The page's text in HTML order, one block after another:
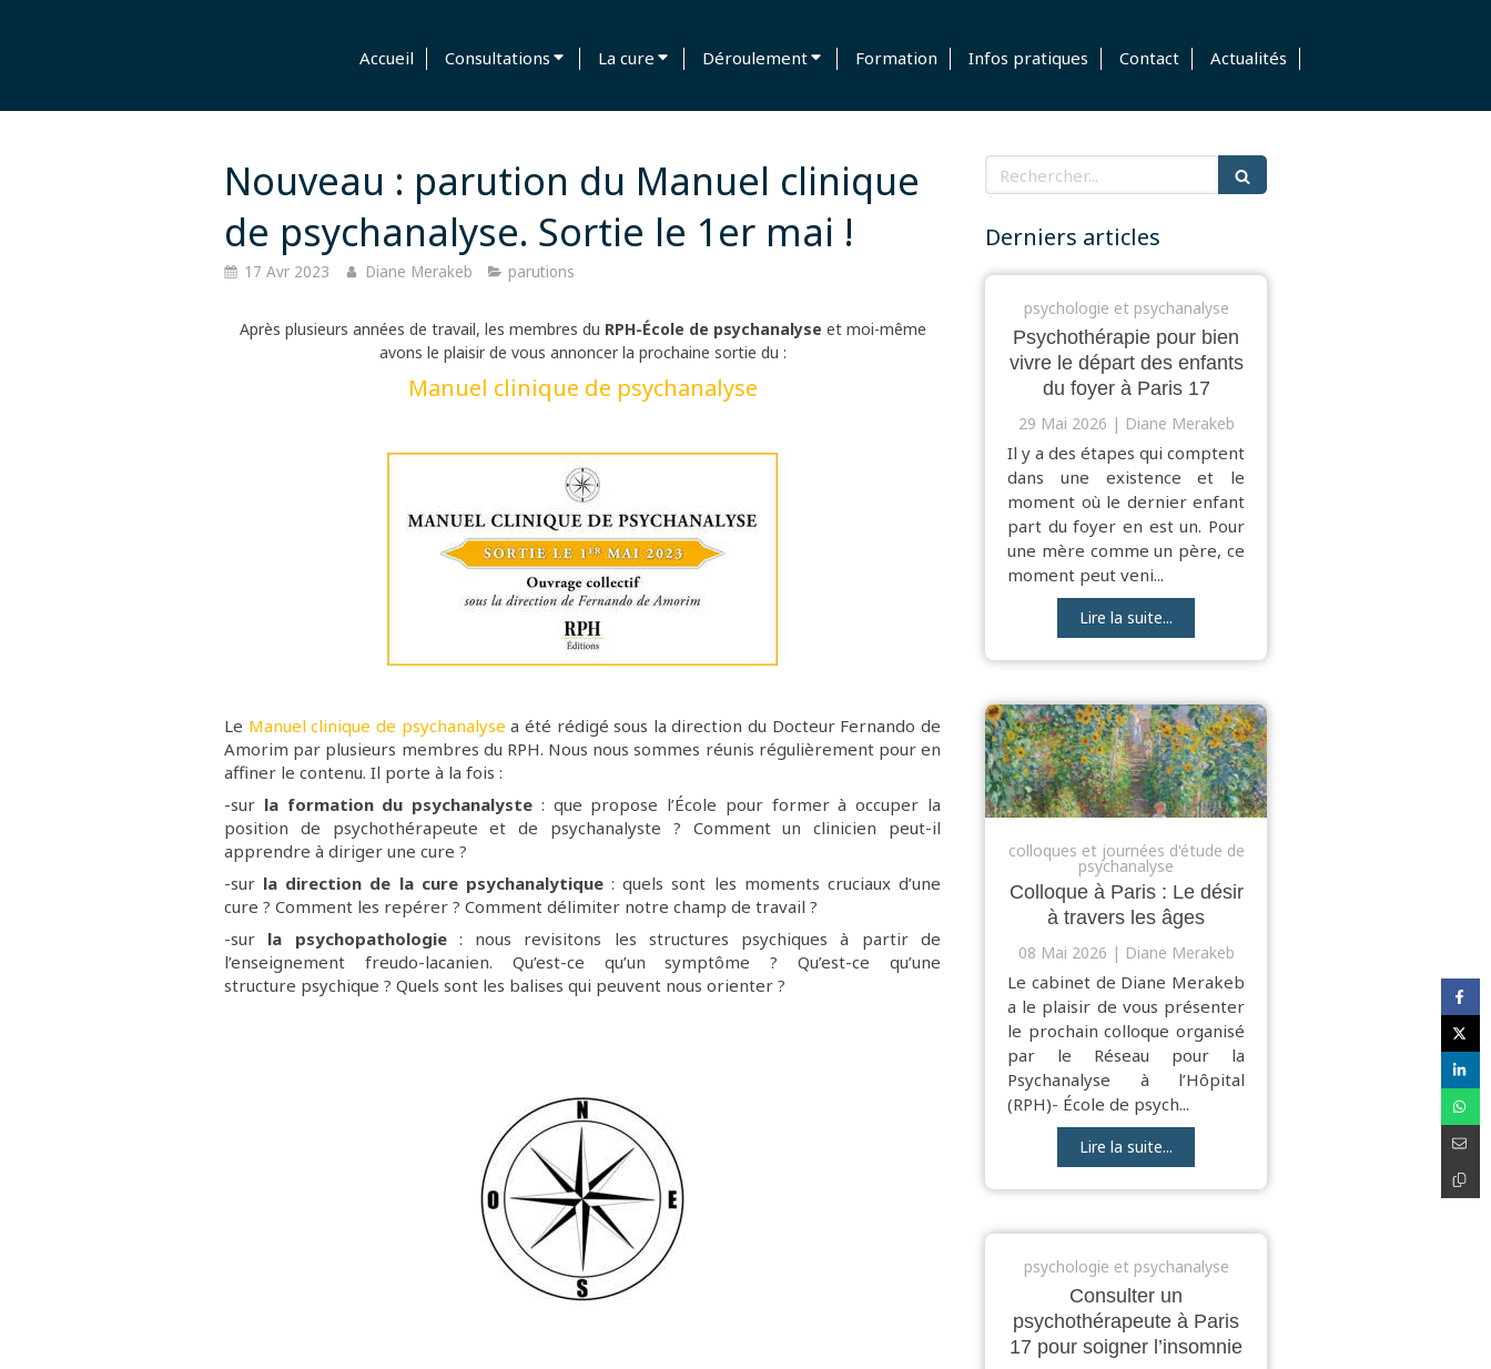
Accueil Consultations La cure Déroulement Formation Infos pratiques Contact Actualités
Nouveau : parution du Manuel clinique
de psychanalyse. Sortie le 1er mai !
17 Avr 2023 Diane Merakeb parutions
Après plusieurs années de travail, les membres du RPH-École de psychanalyse et moi-même
avons le plaisir de vous annoncer la prochaine sortie du :
Manuel clinique de psychanalyse
Le Manuel clinique de psychanalyse a été rédigé sous la direction du Docteur Fernando de
Amorim par plusieurs membres du RPH. Nous nous sommes réunis régulièrement pour en
affiner le contenu. Il porte à la fois :
-sur la formation du psychanalyste : que propose l’École pour former à occuper la
position de psychothérapeute et de psychanalyste ? Comment un clinicien peut-il
apprendre à diriger une cure ?
-sur la direction de la cure psychanalytique: quels sont les moments cruciaux d’une
cure ? Comment les repérer ? Comment délimiter notre champ de travail ?
-sur la psychopathologie :
nous revisitons les structures psychiques à partir de
l’enseignement freudo-lacanien. Qu’est-ce qu’un symptôme ? Qu’est-ce qu’une
structure psychique ? Quels sont les balises qui peuvent nous orienter ?
Rechercher
Derniers articles
psychologie et psychanalyse
Psychothérapie pour bien
vivre le départ des enfants
du foyer à Paris 17
29 Mai 2026 Diane Merakeb
Il y a des étapes qui comptent
dans une existence et le
moment où le dernier enfant
part du foyer en est un. Pour
une mère comme un père, ce
moment peut veni...
Lire la suite...
colloques et journées d'étude de
psychanalyse
Colloque à Paris : Le désir
à travers les âges
08 Mai 2026 Diane Merakeb
Le cabinet de Diane Merakeb
a le plaisir de vous présenter
le prochain colloque organisé
par le Réseau pour la
Psychanalyse à l’Hôpital
(RPH)- École de psych...
Lire la suite...
psychologie et psychanalyse
Consulter un
psychothérapeute à Paris
17 pour soigner l’insomnie